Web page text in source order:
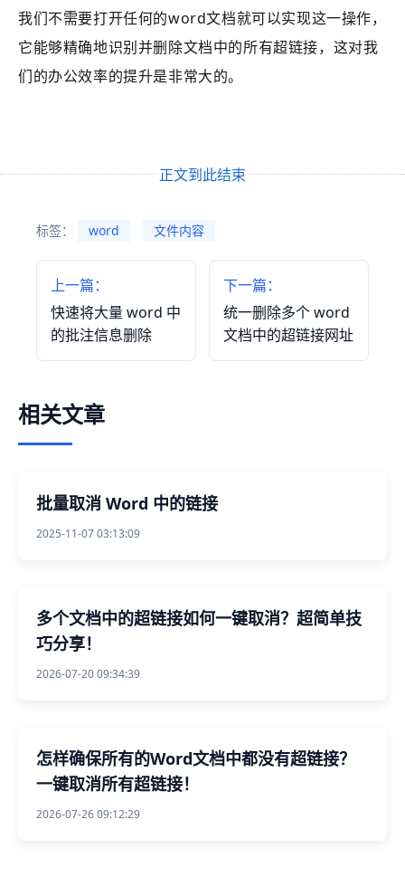
我们不需要打开任何的word文档就可以实现这一操作，
它能够精确地识别并删除文档中的所有超链接，这对我
们的办公效率的提升是非常大的。
正文到此结束
标签： word 文件内容
上一篇：
快速将大量 word 中
的批注信息删除
下一篇：
统一删除多个 word
文档中的超链接网址
相关文章
批量取消 Word 中的链接
2025-11-07 03:13:09
多个文档中的超链接如何一键取消？超简单技
巧分享！
2026-07-20 09:34:39
怎样确保所有的Word文档中都没有超链接？
一键取消所有超链接！
2026-07-26 09:12:29